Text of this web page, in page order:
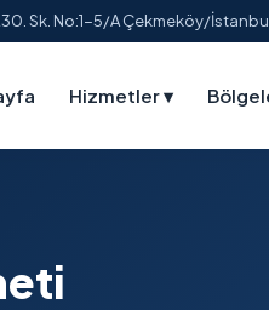
Sk. No:1-5/A Çekmeköy/
Hizmetler▾